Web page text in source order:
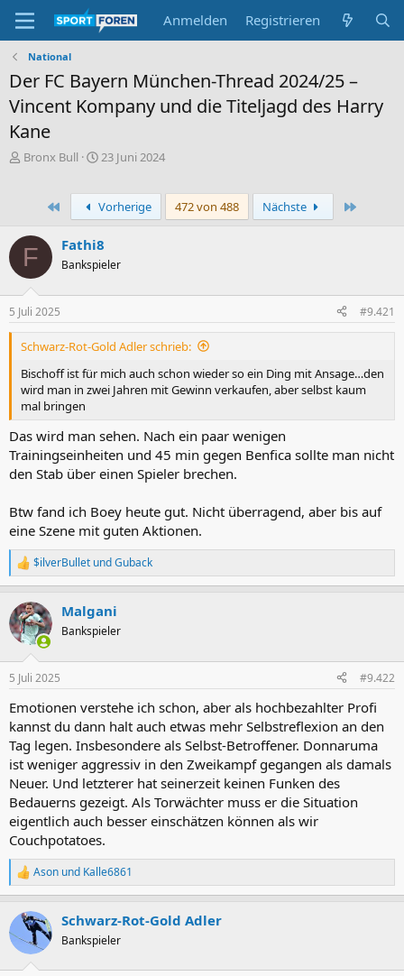
Anmelden Registrieren
National
Der FC Bayern München-Thread 2024/25 –
Vincent Kompany und die Titeljagd des Harry
Kane
E
l
l
e
Bronx Bull
E
t
e
l
l
t
23 Juni 2024
Erste Vorherige 472 von 488 Nächste
F Fathi8
Bankspieler
5 Juli 2025 #9.421
Schwarz-Rot-Gold Adler schrieb:
Bischoff ist für mich auch schon wieder so ein Ding mit Ansage…den
wird man in zwei Jahren mit Gewinn verkaufen, aber selbst kaum
mal bringen
Das wird man sehen. Nach ein paar wenigen
Trainingseinheiten und 45 min gegen Benfica sollte man nicht
den Stab über einen Spieler brechen.
Btw fand ich Boey heute gut. Nicht überragend, aber bis auf
eine Szene mit guten Aktionen.
R
e
k
t
i
e
:
$ilverBullet undGuback
Malgani
Bankspieler
5 Juli 2025 #9.422
Emotionen verstehe ich schon, aber als hochbezahlter Profi
kannst du dann halt auch etwas mehr Selbstreflexion an den
Tag legen. Insbesondere als Selbst-Betroffener. Donnaruma
ist weniger aggressiv in den Zweikampf gegangen als damals
Neuer. Und letzterer hat seinerzeit keinen Funken des
Bedauerns gezeigt. Als Torwächter muss er die Situation
eigentlich auch besser einschätzen können als wir
Couchpotatoes.
R
e
k
t
i
Ason und Kalle6861
Schwarz-Rot-Gold Adler
Bankspieler